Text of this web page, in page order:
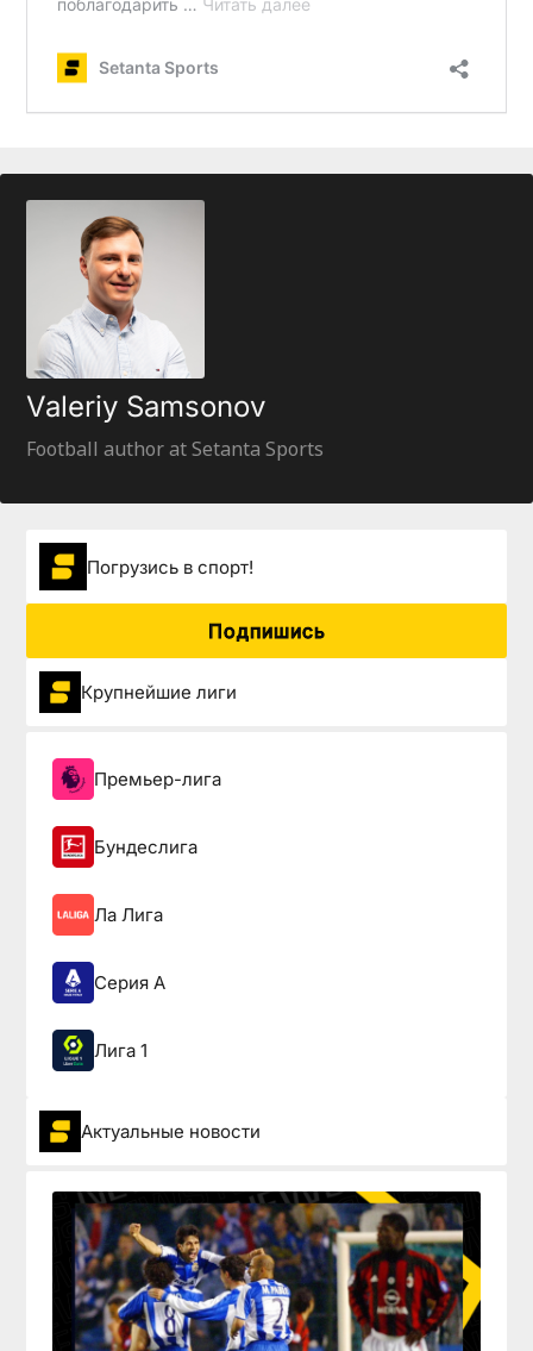
Valeriy Samsonov
Football author at Setanta Sports
Погрузиcь в спорт!
Подпишись
Крупнейшие лиги
Премьер-лига
Бундеслига
Ла Лига
Серия А
Лига 1
Актуальные новости